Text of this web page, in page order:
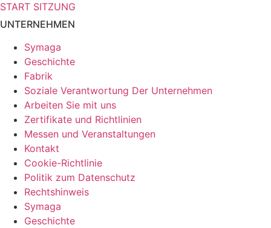
START SITZUNG
UNTERNEHMEN
Symaga
Geschichte
Fabrik
Soziale Verantwortung Der Unternehmen
Arbeiten Sie mit uns
Zertifikate und Richtlinien
Messen und Veranstaltungen
Kontakt
Cookie-Richtlinie
Politik zum Datenschutz
Rechtshinweis
Symaga
Geschichte